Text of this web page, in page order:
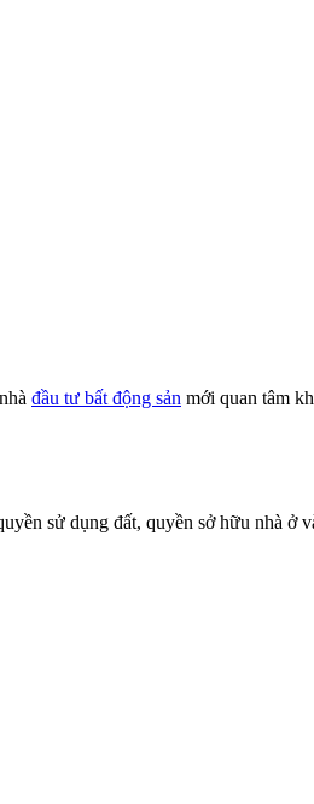
đầu tư bất động sản mới quan tâm
sử dụng đất, quyền sở hữu nhà ở